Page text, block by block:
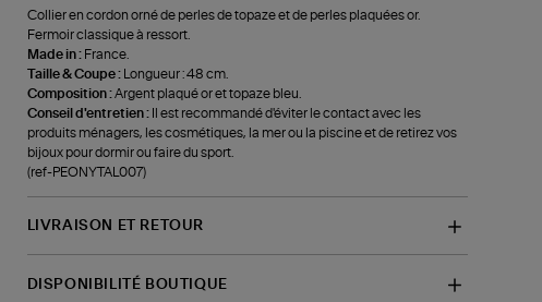
Collier en cordon orné de perles de topaze et de perles plaquées or.
Fermoir classique à ressort.
Made in : France.
Taille & Coupe :
Longueur : 48 cm.
Composition :Argent plaqué or et topaze bleu.
Conseil d'entretien :
Il est recommandé d'éviter le contact avec les
produits ménagers, les cosmétiques, la mer ou la piscine et de retirez vos
bijoux pour dormir ou faire du sport.
(ref-PEONYTAL007)
LIVRAISON ET RETOUR
DISPONIBILITÉ BOUTIQUE